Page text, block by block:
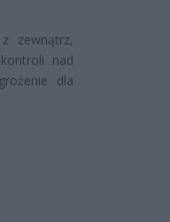
zewnątrz,
nad
dla